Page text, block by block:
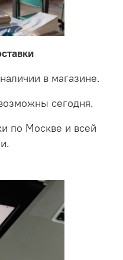
После
поломки и
В этом случае покупая
деньги но еще
недостаток освещения.
в магазине.
сегодня.
по Москве и всей